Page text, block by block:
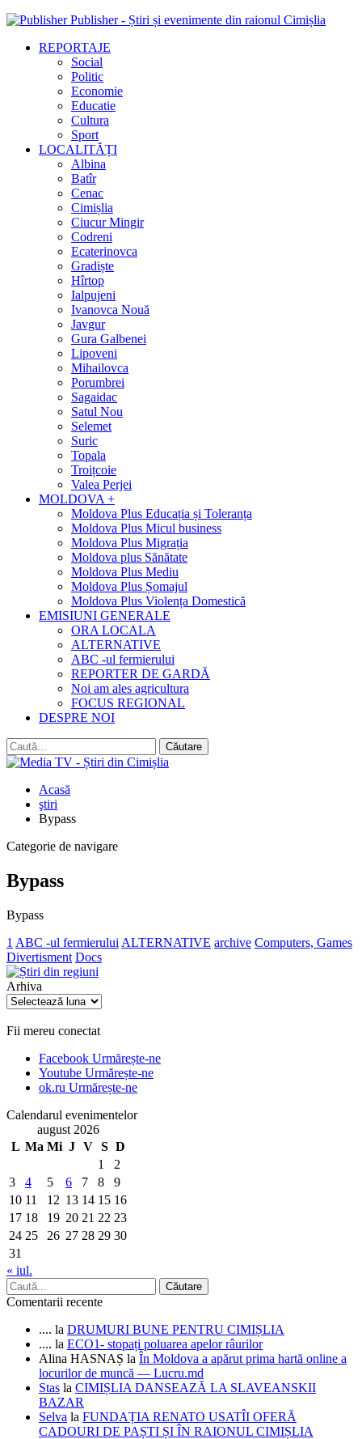
Publisher - Știri și evenimente din raionul Cimișlia
REPORTAJE
Social
Politic
Economie
Educatie
Cultura
Sport
LOCALITĂȚI
Albina
Batîr
Cenac
Cimișlia
Ciucur Mingir
Codreni
Ecaterinovca
Gradiște
Hîrtop
Ialpujeni
Ivanovca Nouă
Javgur
Gura Galbenei
Lipoveni
Mihailovca
Porumbrei
Sagaidac
Satul Nou
Selemet
Suric
Topala
Troițcoie
Valea Perjei
MOLDOVA +
Moldova Plus Educația și Toleranța
Moldova Plus Micul business
Moldova Plus Migrația
Moldova plus Sănătate
Moldova Plus Mediu
Moldova Plus Șomajul
Moldova Plus Violența Domestică
EMISIUNI GENERALE
ORA LOCALA
ALTERNATIVE
ABC -ul fermierului
REPORTER DE GARDĂ
Noi am ales agricultura
FOCUS REGIONAL
DESPRE NOI
Acasă
ştiri
Bypass
Categorie de navigare
Bypass
Bypass
1 ABC -ul fermierului ALTERNATIVE archive Computers, Games
Divertisment Docs
Arhiva
Arhiva
Fii mereu conectat
Facebook Urmărește-ne
Youtube Urmărește-ne
ok.ru Urmărește-ne
Calendarul evenimentelor
august 2026
L Ma Mi J V S D
1
2
3
4 5 6 7 8
9
10 11 12 13 14 15 16
17 18 19 20 21 22 23
24 25 26 27 28 29 30
31
« iul.
Comentarii recente
.... la DRUMURI BUNE PENTRU CIMIȘLIA
.... la ECO1- stopați poluarea apelor râurilor
Alina HASNAȘ la În Moldova a apărut prima hartă online a
locurilor de muncă — Lucru.md
Stas la CIMIȘLIA DANSEAZĂ LA SLAVEANSKII
BAZAR
Selva la FUNDAȚIA RENATO USATÎI OFERĂ
CADOURI DE PAȘTI ȘI ÎN RAIONUL CIMIȘLIA